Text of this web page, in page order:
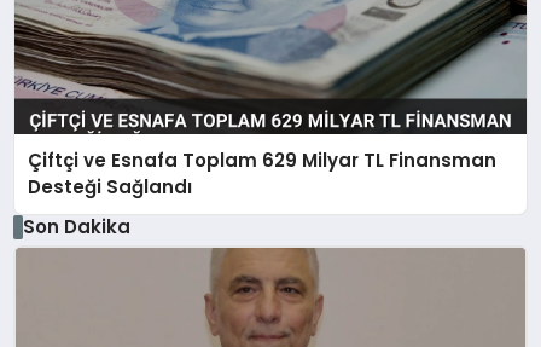
Çiftçi ve Esnafa Toplam 629 Milyar TL Finansman
Desteği Sağlandı
Son Dakika